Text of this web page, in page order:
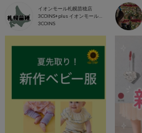
イオンモール札幌苗穂店
3COINS+plus イオンモール札幌苗穂店
3COINS